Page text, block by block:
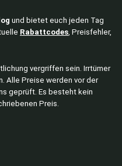
und bietet euch jeden Tag
Rabattcodes , Preisfehler,
vergriffen sein. Irrtümer
Alle Preise werden vor der
geprüft. Es besteht kein
Preis.